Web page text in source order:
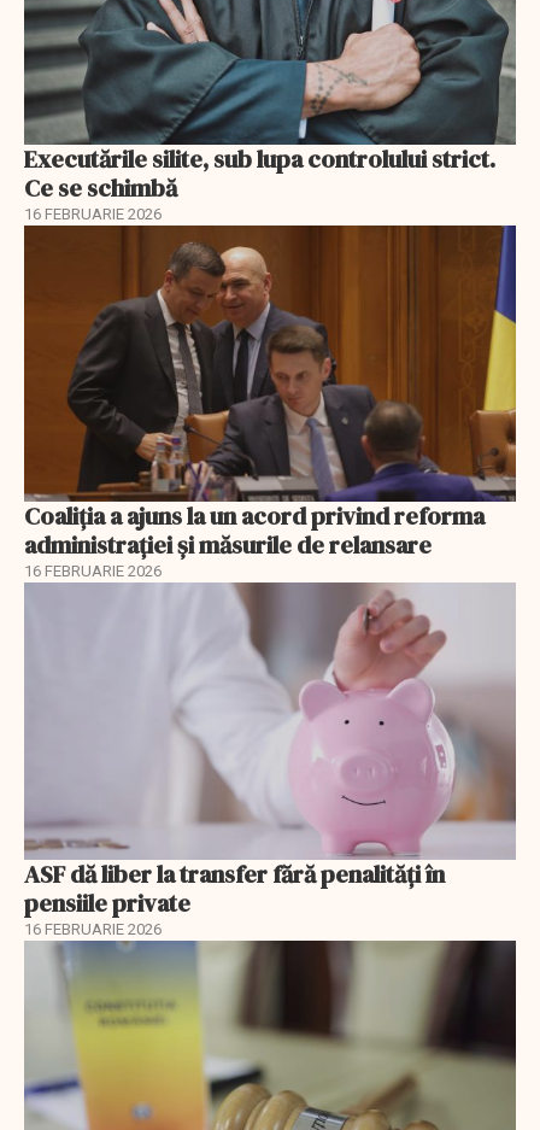
Executările silite, sub lupa controlului strict.
Ce se schimbă
16 FEBRUARIE 2026
Coaliția a ajuns la un acord privind reforma
administrației și măsurile de relansare
16 FEBRUARIE 2026
ASF dă liber la transfer fără penalități în
pensiile private
16 FEBRUARIE 2026